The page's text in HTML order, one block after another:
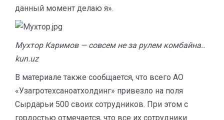
данный момент делаю я».
Мухтор Каримов — совсем не за рулем комбайна..
kun.uz
В материале также сообщается, что всего АО
«Узагротехсаноатхолдинг» привезло на поля
Сырдарьи 500 своих сотрудников. При этом с
гордостью отмечается, что все их сотрудники